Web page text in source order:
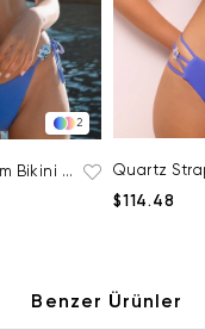
2
Quartz Üçgen Kesim Bikini Üstü
Quartz
$114.48
Benzer Ürünler